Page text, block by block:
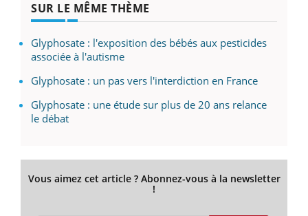
SUR LE MÊME THÈME
Glyphosate : l'exposition des bébés aux pesticides
associée à l'autisme
Glyphosate : un pas vers l'interdiction en France
Glyphosate : une étude sur plus de 20 ans relance
le débat
Vous aimez cet article ? Abonnez-vous à la newsletter
!